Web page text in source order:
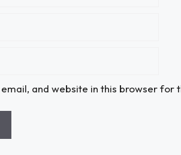
and website in this browser for